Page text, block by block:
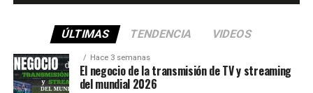
ÚLTIMAS TENDENCIA VIDEOS
Hace 3 semanas
El negocio de la transmisión de TV y streaming
del mundial 2026